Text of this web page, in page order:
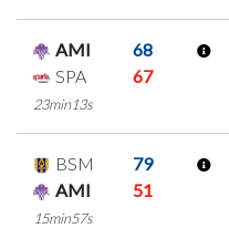
AMI
68
SPA
67
23min13s
BSM
79
AMI
51
15min57s